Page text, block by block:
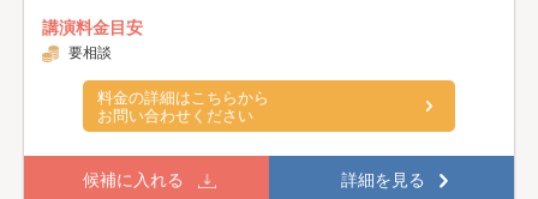
講演料金目安
要相談
料金の詳細はこちらから
お問い合わせください
候補に入れる 詳細を見る